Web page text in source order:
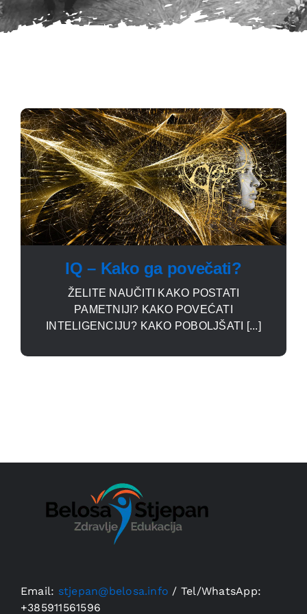
IQ – Kako ga povečati?
ŽELITE NAUČITI KAKO POSTATI
PAMETNIJI? KAKO POVEĆATI
INTELIGENCIJU? KAKO POBOLJŠATI [...]
Email: stjepan@belosa.info / Tel/WhatsApp:
+385911561596